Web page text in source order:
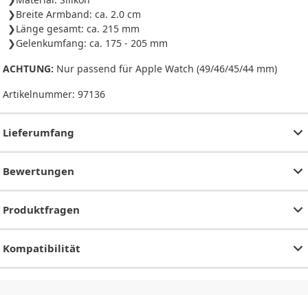
Breite Armband: ca. 2.0 cm
Länge gesamt: ca. 215 mm
Gelenkumfang: ca. 175 - 205 mm
ACHTUNG: Nur passend für Apple Watch (49/46/45/44 mm)
Artikelnummer: 97136
Lieferumfang
Bewertungen
Produktfragen
Kompatibilität